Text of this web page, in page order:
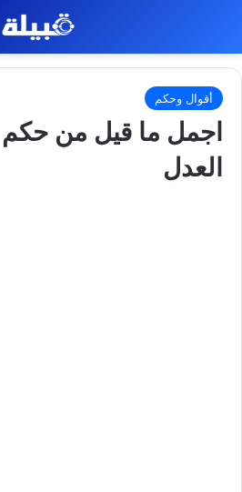
أقوال وحكم
اجمل ما قيل من
العدل